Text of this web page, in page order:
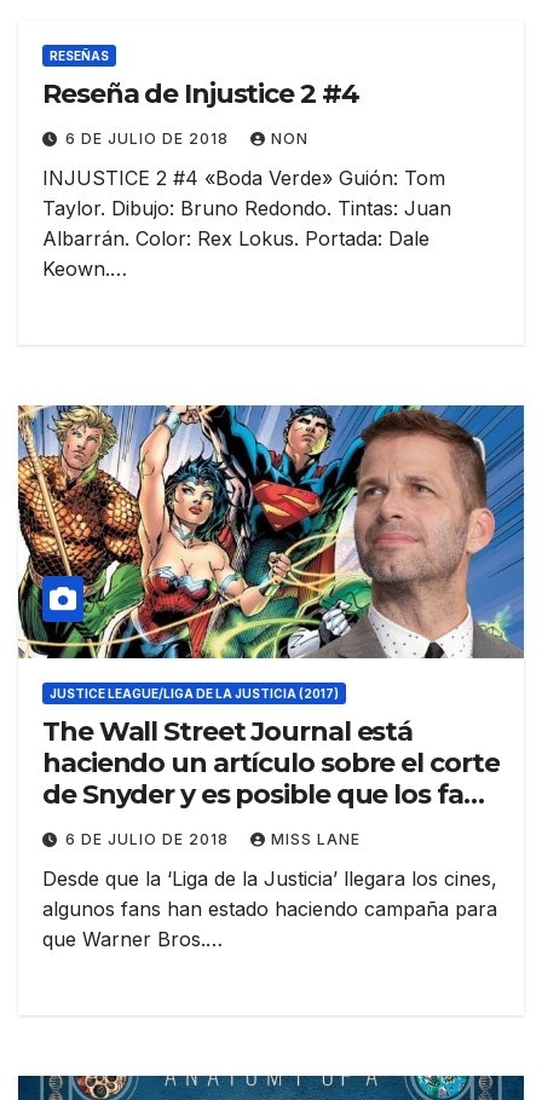
RESEÑAS
Reseña de Injustice 2 #4
6 DE JULIO DE 2018 NON
INJUSTICE 2 #4 «Boda Verde» Guión: Tom
Taylor. Dibujo: Bruno Redondo. Tintas: Juan
Albarrán. Color: Rex Lokus. Portada: Dale
Keown.…
JUSTICE LEAGUE/LIGA DE LA JUSTICIA (2017)
The Wall Street Journal está
haciendo un artículo sobre el corte
de Snyder y es posible que los fans
tengan respuestas pronto
6 DE JULIO DE 2018 MISS LANE
Desde que la ‘Liga de la Justicia’ llegara los cines,
algunos fans han estado haciendo campaña para
que Warner Bros.…